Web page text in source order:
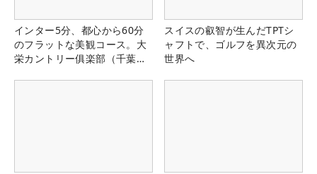
インター5分、都心から60分
のフラットな美観コース。大
栄カントリー俱楽部（千葉
スイスの叡智が生んだTPTシ
ャフトで、ゴルフを異次元の
世界へ